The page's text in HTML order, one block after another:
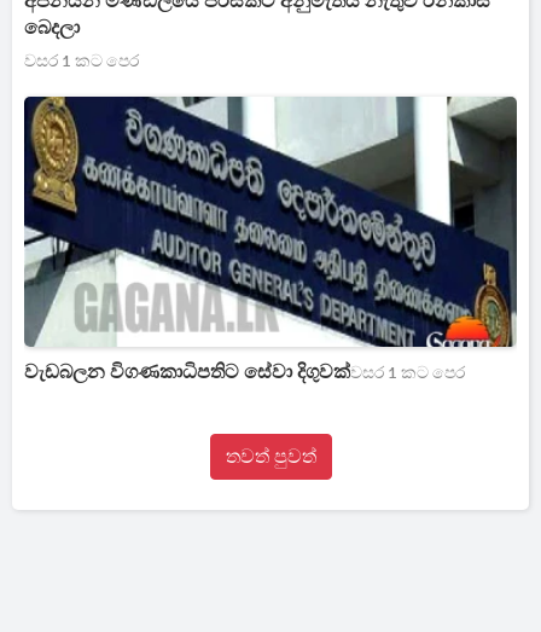
බෙදලා
වසර 1 කට පෙර
වැඩබලන විගණකාධිපතිට සේවා දිගුවක්වසර 1 කට පෙර
තවත් පුවත්